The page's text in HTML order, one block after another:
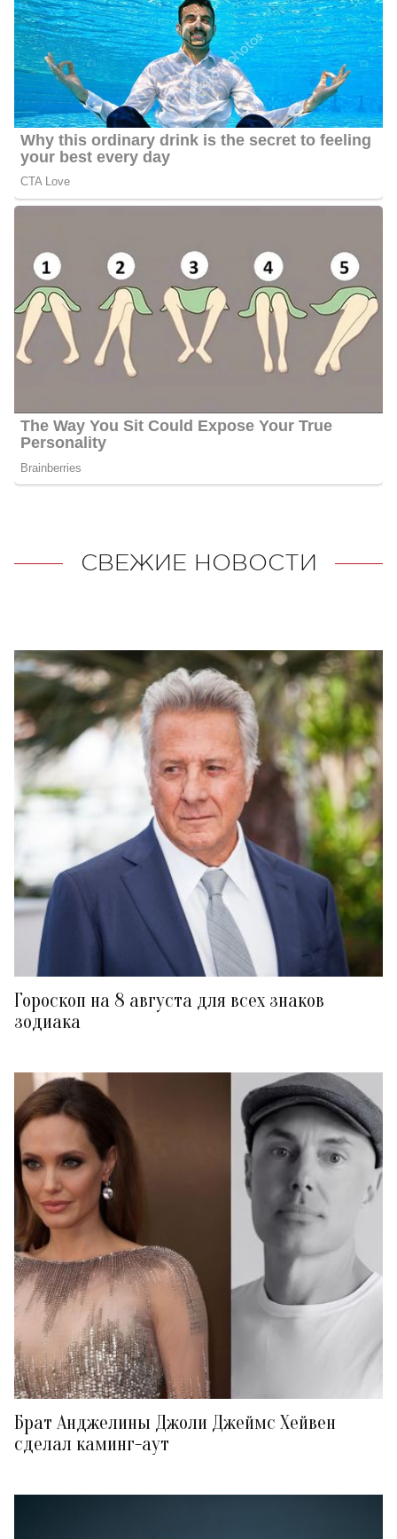
СВЕЖИЕ НОВОСТИ
Гороскоп на 8 августа для всех знаков
зодиака
Брат Анджелины Джоли Джеймс Хейвен
сделал каминг-аут